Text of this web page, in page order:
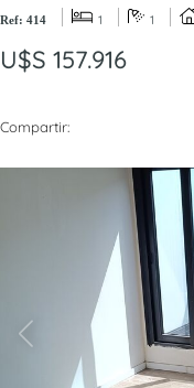
Ref: 414 1 1
U$S 157.916
Compartir: